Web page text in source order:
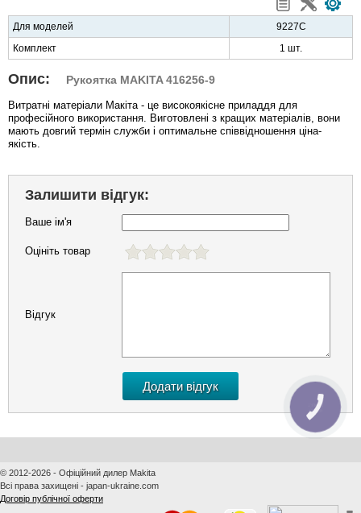
Для моделей
9227С
Комплект
1 шт.
Опис: Рукоятка MAKITA 416256-9
Витратні матеріали Макіта - це високоякісне приладдя для
професійного використання. Виготовлені з кращих матеріалів, вони
мають довгий термін служби і оптимальне співвідношення ціна-
якість.
Залишити відгук:
Ваше ім'я
Оцініть товар
Відгук
© 2012-2026 - Офіційний дилер Makita
Всі права захищені - japan-ukraine.com
Договір публічної оферти
КНОПКА
ЗВ'ЯЗКУ